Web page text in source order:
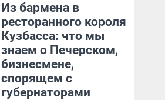
Из бармена в
ресторанного короля
Кузбасса: что мы
знаем о Печерском,
бизнесмене,
спорящем с
губернаторами